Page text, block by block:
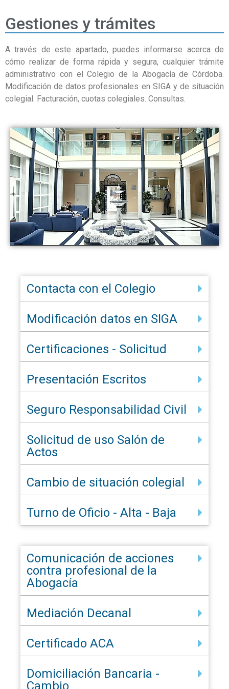
Gestiones y trámites
A través de este apartado, puedes informarse acerca de
cómo realizar de forma rápida y segura, cualquier trámite
administrativo con el Colegio de la Abogacía de Córdoba.
Modificación de datos profesionales en SIGA y de situación
colegial. Facturación, cuotas colegiales. Consultas.
Contacta con el Colegio
Modificación datos en SIGA
Certificaciones - Solicitud
Presentación Escritos
Seguro Responsabilidad Civil
Solicitud de uso Salón de
Actos
Cambio de situación colegial
Turno de Oficio - Alta - Baja
Comunicación de acciones
contra profesional de la
Abogacía
Mediación Decanal
Certificado ACA
Domiciliación Bancaria -
Cambio